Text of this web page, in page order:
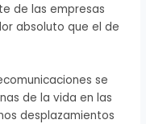
de las empresas
absoluto que el de
se
de la vida en las
desplazamientos